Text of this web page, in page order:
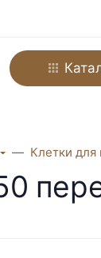
Клетки для